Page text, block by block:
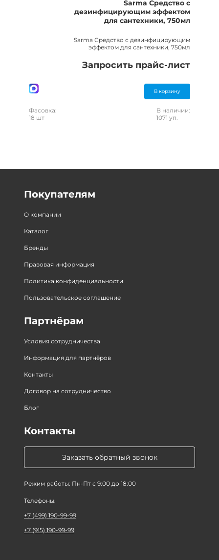
Sarma Средство с
дезинфицирующим эффектом
для сантехники, 750мл
Sarma Средство с дезинфицирующим
эффектом для сантехники, 750мл
Запросить прайс-лист
В корзину
Фасовка:
18 шт
В наличии:
1071 уп.
Покупателям
О компании
Каталог
Бренды
Правовая информация
Политика конфиденциальности
Пользовательское соглашение
Партнёрам
Условия сотрудничества
Информация для партнёров
Контакты
Договор на сотрудничество
Блог
Заказать обратный звонок
Режим работы: Пн-Пт с 9:00 до 18:00
Контакты
Телефоны:
+7 (499) 190-99-99
+7 (915) 190-99-99